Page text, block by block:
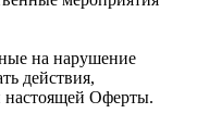
на нарушение
действия,
настоящей Оферты.